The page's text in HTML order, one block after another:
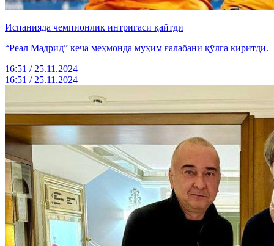
Испанияда чемпионлик интригаси қайтди
“Реал Мадрид” кеча меҳмонда муҳим ғалабани қўлга киритди.
16:51 / 25.11.2024
16:51 / 25.11.2024